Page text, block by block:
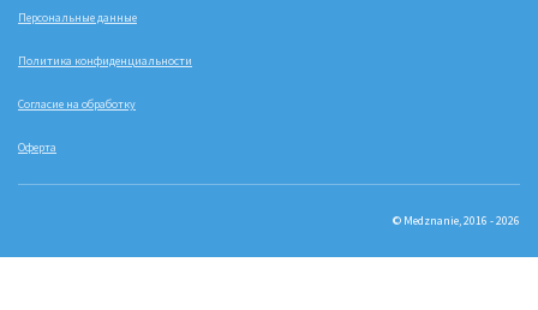
Персональные данные
Политика конфиденциальности
Согласие на обработку
Оферта
© Medznanie, 2016 - 2026